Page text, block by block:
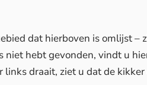
dat hierboven is omlijst –
niet hebt gevonden, vindt u
draait, ziet u dat de